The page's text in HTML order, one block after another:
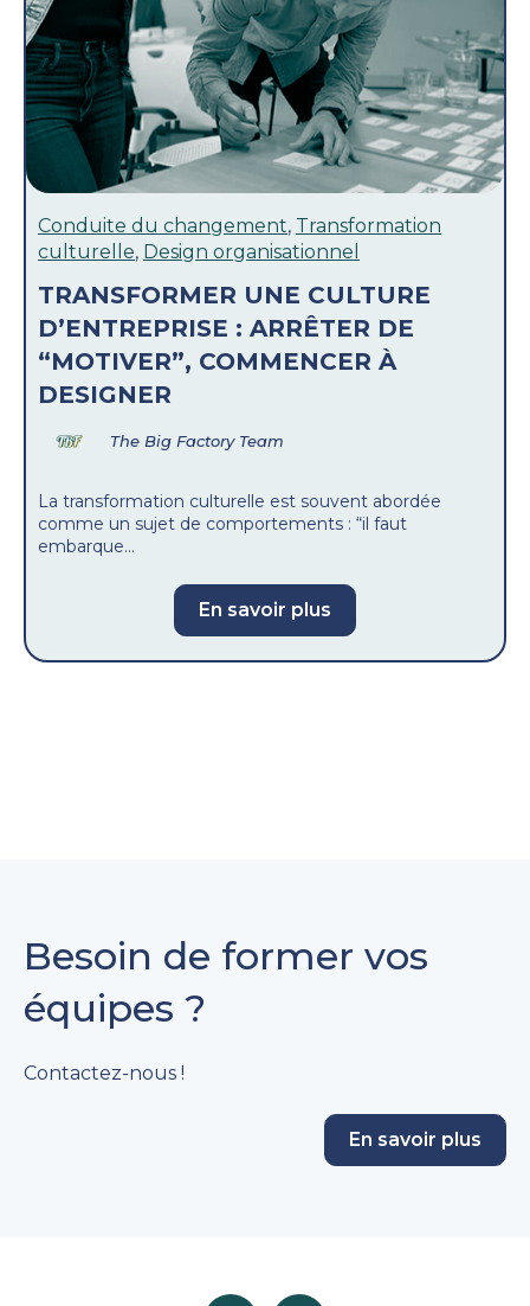
Conduite du changement, Transformation
culturelle, Design organisationnel
TRANSFORMER UNE CULTURE
D’ENTREPRISE : ARRÊTER DE
“MOTIVER”, COMMENCER À
DESIGNER
The Big Factory Team
La transformation culturelle est souvent abordée
comme un sujet de comportements : “il faut
embarque...
En savoir plus
Besoin de former vos
équipes ?
Contactez-nous !
En savoir plus